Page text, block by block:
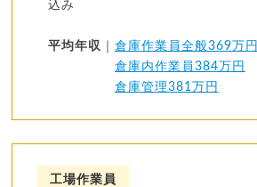
込み
平均年収 ｜倉庫作業員全般369万円
倉庫内作業員384万円
倉庫管理381万円
工場作業員